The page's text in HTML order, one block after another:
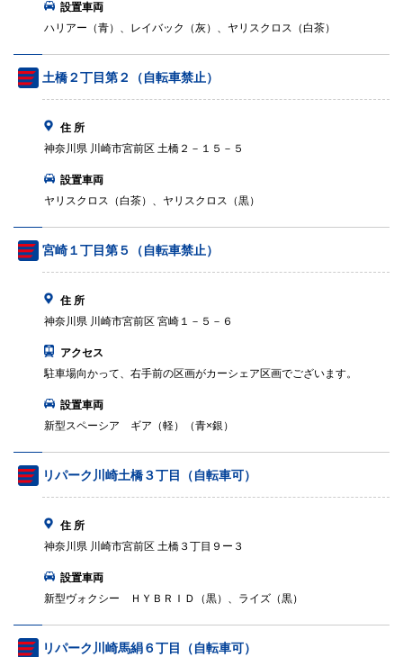
設置車両
ハリアー（青）、レイバック（灰）、ヤリスクロス（白茶）
土橋２丁目第２（自転車禁止）
住 所
神奈川県 川崎市宮前区 土橋２－１５－５
設置車両
ヤリスクロス（白茶）、ヤリスクロス（黒）
宮崎１丁目第５（自転車禁止）
住 所
神奈川県 川崎市宮前区 宮崎１－５－６
アクセス
駐車場向かって、右手前の区画がカーシェア区画でございます。
設置車両
新型スペーシア ギア（軽）（青×銀）
リパーク川崎土橋３丁目（自転車可）
住 所
神奈川県 川崎市宮前区 土橋３丁目９ー３
設置車両
新型ヴォクシー ＨＹＢＲＩＤ（黒）、ライズ（黒）
リパーク川崎馬絹６丁目（自転車可）